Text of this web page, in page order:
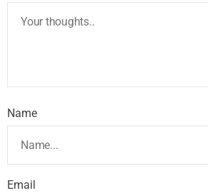
Name
Email